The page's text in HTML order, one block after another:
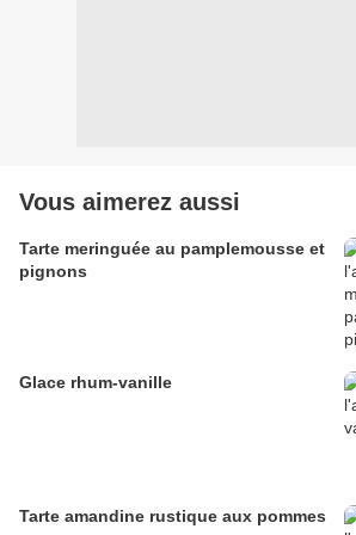
Vous aimerez aussi
Tarte meringuée au pamplemousse et
pignons
Glace rhum-vanille
Tarte amandine rustique aux pommes